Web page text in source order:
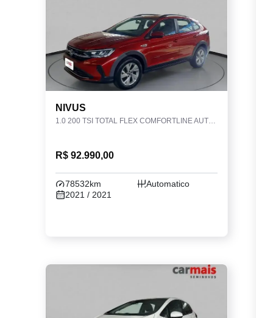
NIVUS
1.0 200 TSI TOTAL FLEX COMFORTLINE AUTOMÁTICO
R$ 92.990,00
78532km
Automatico
2021 / 2021